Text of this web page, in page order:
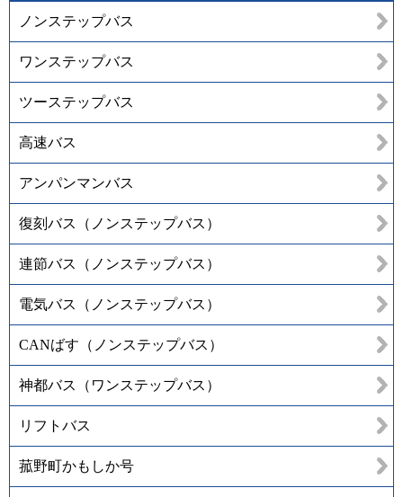
ノンステップバス
ワンステップバス
ツーステップバス
高速バス
アンパンマンバス
復刻バス（ノンステップバス）
連節バス（ノンステップバス）
電気バス（ノンステップバス）
CANばす（ノンステップバス）
神都バス（ワンステップバス）
リフトバス
菰野町かもしか号